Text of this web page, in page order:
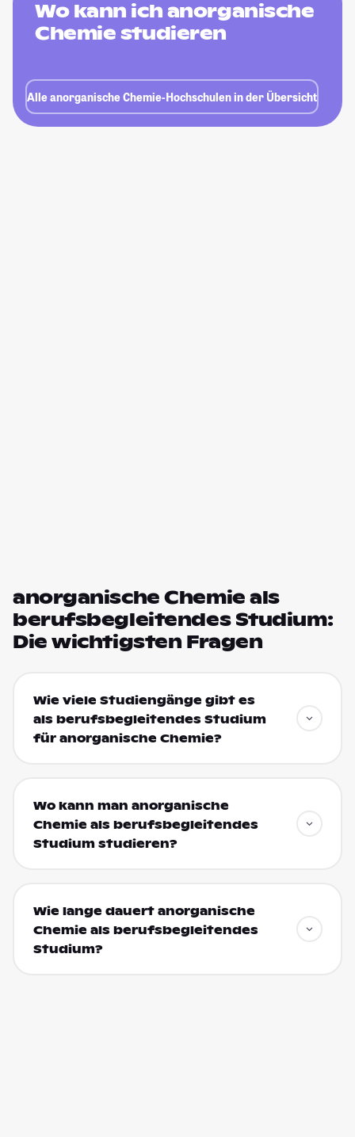
Wo kann ich anorganische
Chemie studieren
Alle anorganische Chemie-Hochschulen in der Übersicht
anorganische Chemie als
berufsbegleitendes Studium:
Die wichtigsten Fragen
Wie viele Studiengänge gibt es
als berufsbegleitendes Studium
für anorganische Chemie?
Wo kann man anorganische
Chemie als berufsbegleitendes
Studium studieren?
Wie lange dauert anorganische
Chemie als berufsbegleitendes
Studium?